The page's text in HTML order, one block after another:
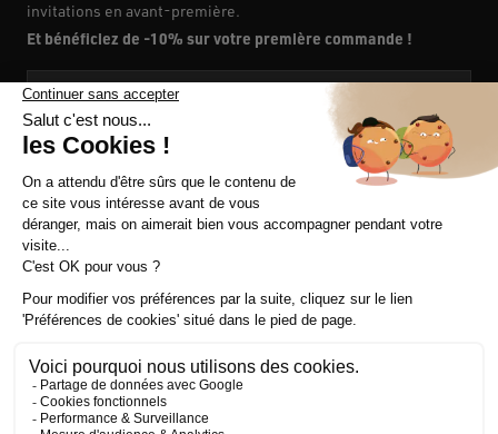
invitations en avant-première.
Et bénéficiez de -10% sur votre première commande !
Votre e-mail
En vous inscrivant, vous acceptez notre politique de confidentialité et nos
NOS SERVICES
A PROPOS